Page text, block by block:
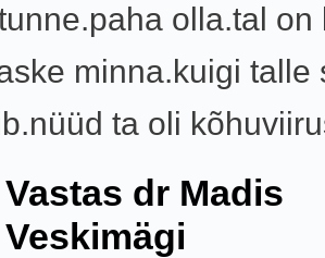
olla.tal on
minna.kuigi talle
ta oli
Vastas dr Madis
Veskimägi